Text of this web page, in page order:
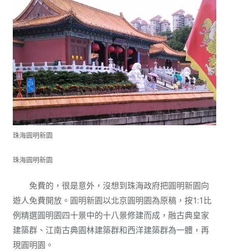
珠海圓明新園
珠海圓明新園
免費的，很是意外，沒想到珠海政府把圓明新園向
遊人免費開放。圓明新園以北京圓明園為原稿，按1:1比
例精選圓明園四十景中的十八景修建而成，融古典皇家
建築群、江南古典園林建築群和西洋建築群為一體，再
現圓明園。